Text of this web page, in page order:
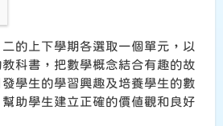
的上下學期各選取一個單元，以
科書，把數學概念結合有趣的故
學生的學習興趣及培養學生的數
助學生建立正確的價值觀和良好